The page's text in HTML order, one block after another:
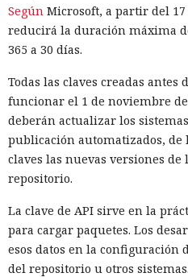
Según Microsoft, a partir del 17
reducirá la duración máxima
365 a 30 días.
Todas las claves creadas antes
funcionar el 1 de noviembre
deberán actualizar los
publicación automatizados,
claves las nuevas versiones
repositorio.
La clave de API sirve en la
para cargar paquetes. Los
esos datos en la configuración
del repositorio u otros